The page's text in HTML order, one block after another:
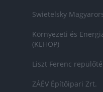
Swietelsky
Környezeti és
(KEHOP)
Liszt Ferenc
ZÁÉV Építőipari Zrt.